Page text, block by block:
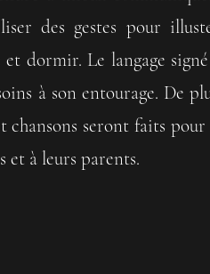
des gestes pour
et dormir. Le langage
à son entourage. De
seront faits
et à leurs parents.